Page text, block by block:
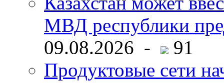
МВД республики
09.08.2026 -
91
Продуктовые сети